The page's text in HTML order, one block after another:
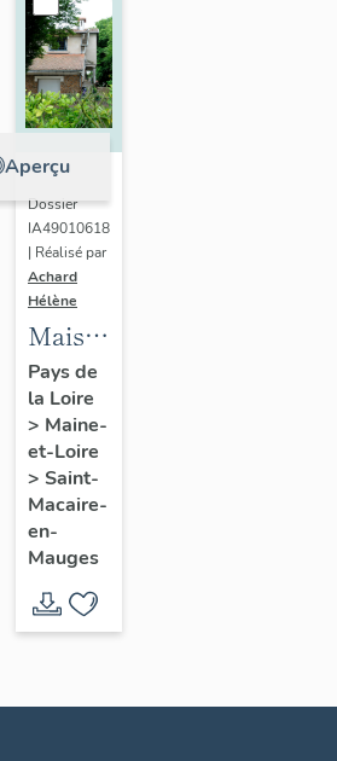
Aperçu
Dossier
IA49010618
| Réalisé par
Achard
Hélène
Maison
de
l'industriel
Louis
Huchon
(fils)
Pays de
la Loire
> Maine-
et-Loire
> Saint-
Macaire-
en-
Mauges